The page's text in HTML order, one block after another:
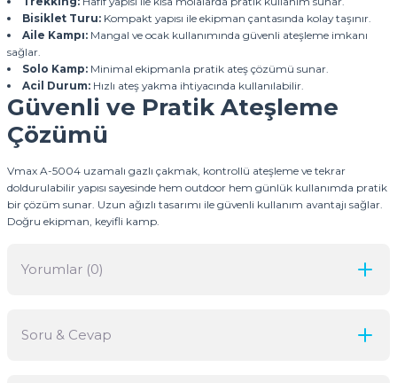
Bisiklet Turu:Kompakt yapısı ile ekipman çantasında kolay taşınır.
Aile Kampı:Mangal ve ocak kullanımında güvenli ateşleme imkanı
sağlar.
Solo Kamp:Minimal ekipmanla pratik ateş çözümü sunar.
Acil Durum:Hızlı ateş yakma ihtiyacında kullanılabilir.
Güvenli ve Pratik Ateşleme
Çözümü
Vmax A-5004 uzamalı gazlı çakmak, kontrollü ateşleme ve tekrar
doldurulabilir yapısı sayesinde hem outdoor hem günlük kullanımda pratik
bir çözüm sunar. Uzun ağızlı tasarımı ile güvenli kullanım avantajı sağlar.
Doğru ekipman, keyifli kamp.
Yorumlar (0)
Soru & Cevap